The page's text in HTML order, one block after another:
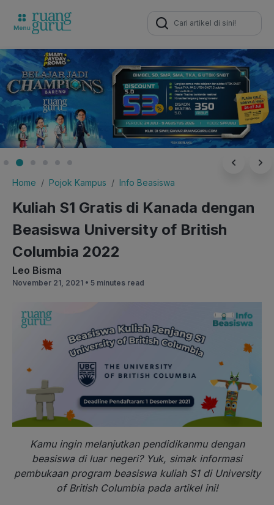
Search
for:
Home Pojok Kampus Info Beasiswa
Kuliah S1 Gratis di Kanada dengan
Beasiswa University of British
Columbia 2022
Leo Bisma
November 21, 2021 • 5 minutes read
Kamu ingin melanjutkan pendidikanmu dengan
beasiswa di luar negeri? Yuk, simak informasi
pembukaan program beasiswa kuliah S1 di University
of British Columbia pada artikel ini!